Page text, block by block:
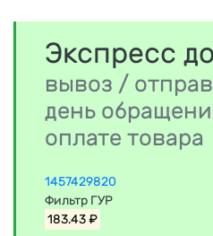
Экспресс
вывоз /
день
оплате товара
1457429820
Фильтр ГУР
183.43 ₽